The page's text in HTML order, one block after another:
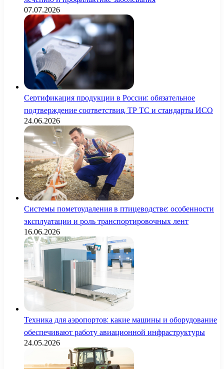
07.07.2026
Сертификация продукции в России: обязательное
подтверждение соответствия, ТР ТС и стандарты ИСО
24.06.2026
Системы пометоудаления в птицеводстве: особенности
эксплуатации и роль транспортировочных лент
16.06.2026
Техника для аэропортов: какие машины и оборудование
обеспечивают работу авиационной инфраструктуры
24.05.2026